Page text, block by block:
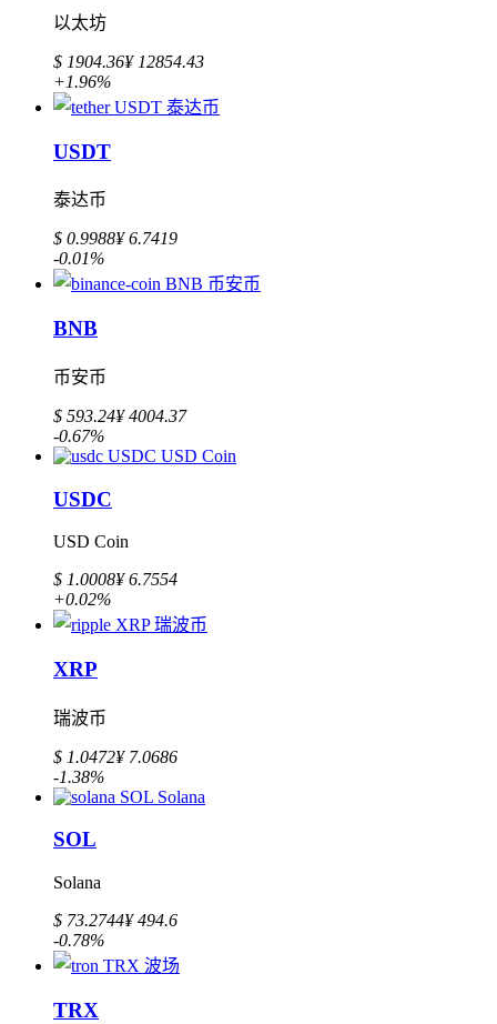
以太坊
$ 1904.36¥ 12854.43
+1.96%
USDT
泰达币
$ 0.9988¥ 6.7419
-0.01%
BNB
币安币
$ 593.24¥ 4004.37
-0.67%
USDC
USD Coin
$ 1.0008¥ 6.7554
+0.02%
XRP
瑞波币
$ 1.0472¥ 7.0686
-1.38%
SOL
Solana
$ 73.2744¥ 494.6
-0.78%
TRX